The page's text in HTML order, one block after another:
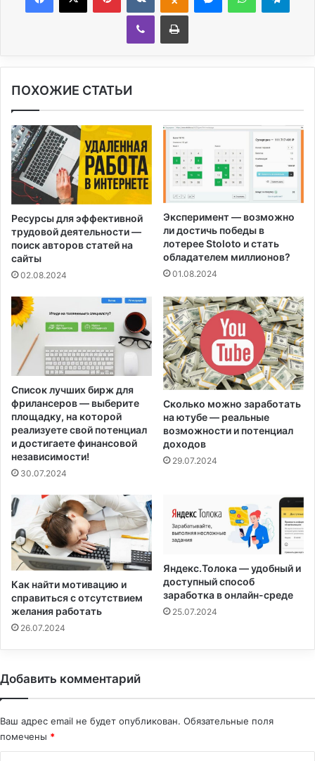
ПОХОЖИЕ СТАТЬИ
Ресурсы для эффективной
трудовой деятельности —
поиск авторов статей на
сайты
02.08.2024
Эксперимент — возможно
ли достичь победы в
лотерее Stoloto и стать
обладателем миллионов?
01.08.2024
Список лучших бирж для
фрилансеров — выберите
площадку, на которой
реализуете свой потенциал
и достигаете финансовой
независимости!
30.07.2024
Сколько можно заработать
на ютубе — реальные
возможности и потенциал
доходов
29.07.2024
Как найти мотивацию и
справиться с отсутствием
желания работать
26.07.2024
Яндекс.Толока — удобный и
доступный способ
заработка в онлайн-среде
25.07.2024
Добавить комментарий
Ваш адрес email не будет опубликован. Обязательные поля
помечены *